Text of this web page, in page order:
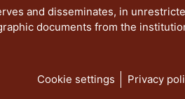
and disseminates, in
documents from the
Cookie settings Privacy